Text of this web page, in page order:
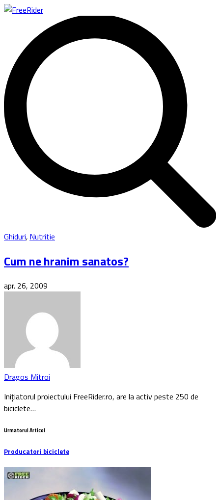
Ghiduri, Nutritie
Cum ne hranim sanatos?
apr. 26, 2009
Dragos Mitroi
Inițiatorul proiectului FreeRider.ro, are la activ peste 250 de
biciclete…
Urmatorul Articol
Producatori biciclete